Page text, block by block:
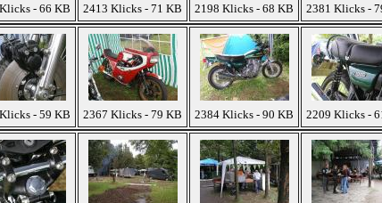
- 66 KB 2413 Klicks - 71 KB 2198 Klicks - 68 KB 2381 Klicks -
- 59 KB 2367 Klicks - 79 KB 2384 Klicks - 90 KB 2209 Klicks -